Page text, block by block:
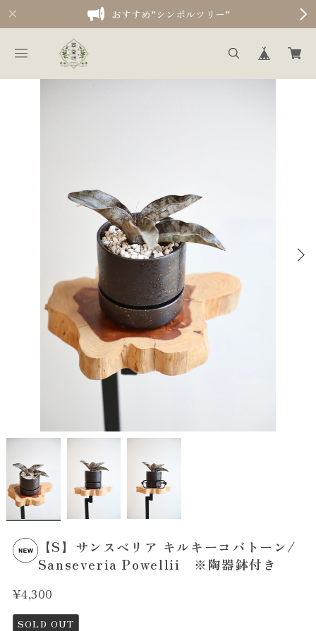
おすすめ”シンボルツリー”
【S】サンスベリア キルキーコバトーン/
Sanseveria Powellii ※陶器鉢付き
¥4,300
SOLD OUT